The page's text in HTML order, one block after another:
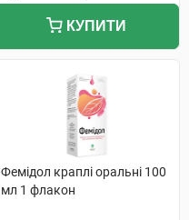
КУПИТИ
Фемідол краплі оральні 100
мл 1 флакон